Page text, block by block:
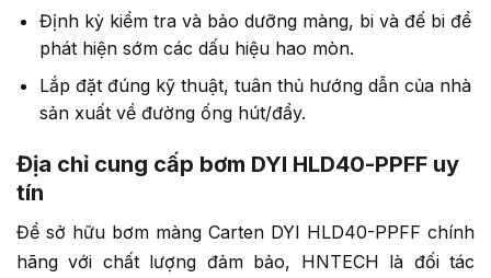
Định kỳ kiểm tra và bảo dưỡng màng, bi và đế bi để
phát hiện sớm các dấu hiệu hao mòn.
Lắp đặt đúng kỹ thuật, tuân thủ hướng dẫn của nhà
sản xuất về đường ống hút/đẩy.
Địa chỉ cung cấp bơm DYI HLD40-PPFF uy
tín
Để sở hữu bơm màng Carten DYI HLD40-PPFF chính
hãng với chất lượng đảm bảo, HNTECH là đối tác